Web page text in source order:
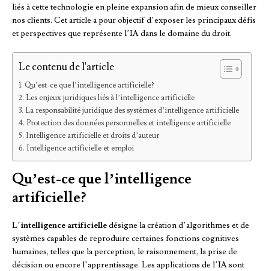
liés à cette technologie en pleine expansion afin de mieux conseiller
nos clients. Cet article a pour objectif d’exposer les principaux défis
et perspectives que représente l’IA dans le domaine du droit.
Le contenu de l'article
Qu’est-ce que l’intelligence artificielle?
Les enjeux juridiques liés à l’intelligence artificielle
La responsabilité juridique des systèmes d’intelligence artificielle
Protection des données personnelles et intelligence artificielle
Intelligence artificielle et droits d’auteur
Intelligence artificielle et emploi
Qu’est-ce que l’intelligence
artificielle?
L’intelligence artificielledésigne la création d’algorithmes et de
systèmes capables de reproduire certaines fonctions cognitives
humaines, telles que la perception, le raisonnement, la prise de
décision ou encore l’apprentissage. Les applications de l’IA sont